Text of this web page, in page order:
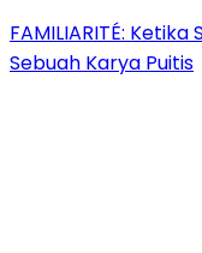
FAMILIARITÉ:
Sebuah Karya Puitis